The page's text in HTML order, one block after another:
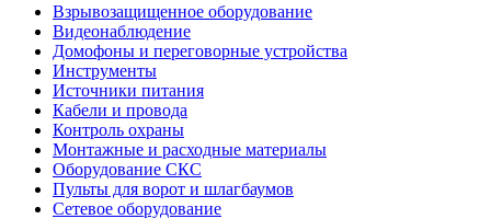
Взрывозащищенное оборудование
Видеонаблюдение
Домофоны и переговорные устройства
Инструменты
Источники питания
Кабели и провода
Контроль охраны
Монтажные и расходные материалы
Оборудование СКС
Пульты для ворот и шлагбаумов
Сетевое оборудование